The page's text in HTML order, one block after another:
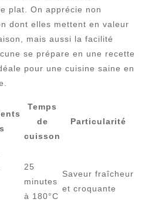
plat. On apprécie non
dont elles mettent en valeur
mais aussi la facilité
se prépare en une recette
pour une cuisine saine en
Temps
de
cuisson
Particularité
25
minutes
à 180°C
Saveur fraîcheur
et croquante